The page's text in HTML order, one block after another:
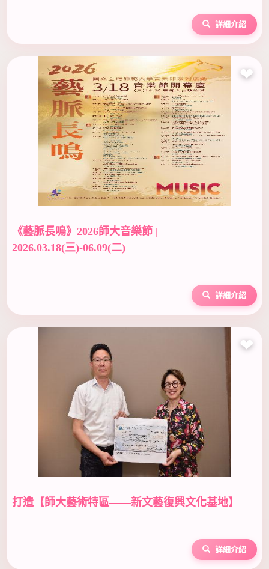
詳細介紹
❤
《藝脈長鳴》2026師大音樂節 |
2026.03.18(三)-06.09(二)
詳細介紹
❤
打造【師大藝術特區——新文藝復興文化基地】
詳細介紹